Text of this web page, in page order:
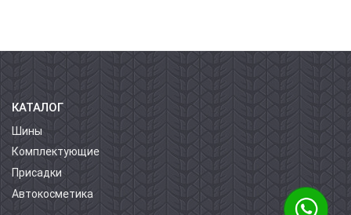
КАТАЛОГ
Шины
Комплектующие
Присадки
Автокосметика